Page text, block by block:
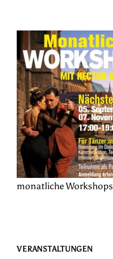
monatliche Workshops
VERANSTALTUNGEN